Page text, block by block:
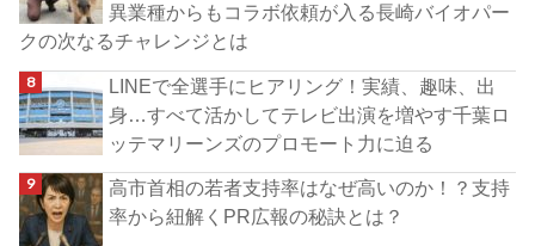
異業種からもコラボ依頼が入る長崎バイオパー
クの次なるチャレンジとは
LINEで全選手にヒアリング！実績、趣味、出
身…すべて活かしてテレビ出演を増やす千葉ロ
ッテマリーンズのプロモート力に迫る
高市首相の若者支持率はなぜ高いのか！？支持
率から紐解くPR広報の秘訣とは？